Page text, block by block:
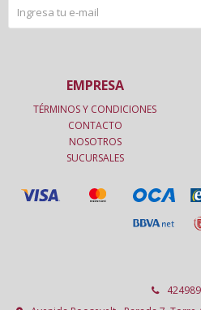
EMPRESA
TÉRMINOS Y CONDICIONES
CONTACTO
NOSOTROS
SUCURSALES